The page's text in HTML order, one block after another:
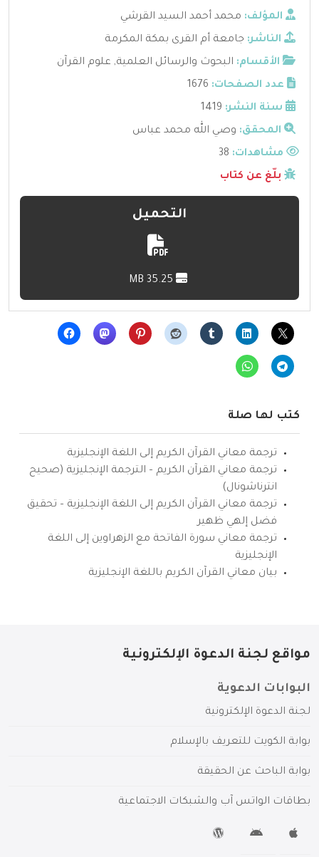
المؤلف: محمد أحمد السيد القرشي
الناشر: جامعة أم القرى بمكة المكرمة
الأقسام: البحوث والرسائل العلمية, علوم القرآن
عدد الصفحات: 1676
سنة النشر: 1419
المحقق: وصي الله محمد عباس
مشاهدات:
بلّغ عن كتاب
التحميل
كتب لها صلة
ترجمة معاني القرآن الكريم إلى اللغة الإنجليزية
ترجمة معاني القرآن الكريم – الترجمة الإنجليزية (صحيح
انترناشونال)
ترجمة معاني القرآن الكريم إلى اللغة الإنجليزية – تحقيق
فضل إلهي ظهير
ترجمة معاني سورة الفاتحة مع الزهراوين إلى اللغة
الإنجليزية
بيان معاني القرآن الكريم باللغة الإنجليزية
مواقع لجنة الدعوة الإلكترونية
البوابات الدعوية
لجنة الدعوة الإلكترونية
بوابة الكويت للتعريف بالإسلام
بوابة الباحث عن الحقيقة
بطاقات الواتس آب والشبكات الاجتماعية